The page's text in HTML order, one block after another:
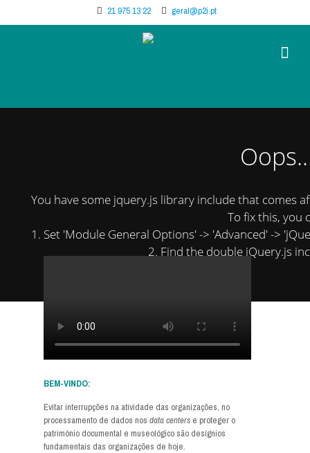
21 975 13 22 geral@p2i.pt
You have some jquery.js library include that comes
To fix this, you
1. Set 'Module General Options' -> 'Advanced' ->
2. Find the double jQuery.js
BEM-VINDO:
Evitar interrupções na atividade das organizações, no
processamento de dados nos data centers e proteger o
património documental e museológico são desígnios
fundamentais das organizações de hoje.